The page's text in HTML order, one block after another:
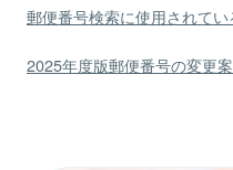
郵便番号検索に使用されて
2025年度版郵便番号の変更